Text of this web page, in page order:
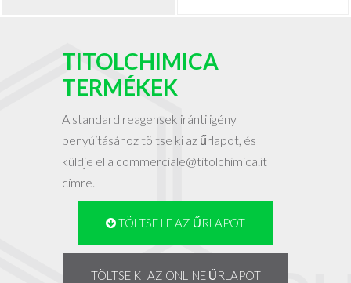
TITOLCHIMICA
TERMÉKEK
A standard reagensek iránti igény
benyújtásához töltse ki az űrlapot, és
küldje el a commerciale@titolchimica.it
címre.
TÖLTSE LE AZ ŰRLAPOT
TÖLTSE KI AZ ONLINE ŰRLAPOT